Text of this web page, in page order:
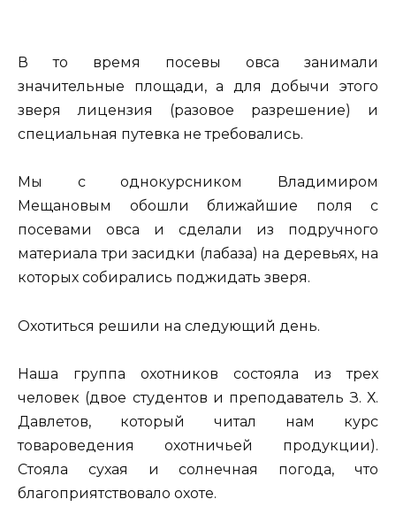
В то время посевы овса занимали
значительные площади, а для добычи этого
зверя лицензия (разовое разрешение) и
специальная путевка не требовались.
Мы с однокурсником Владимиром
Мещановым обошли ближайшие поля с
посевами овса и сделали из подручного
материала три засидки (лабаза) на деревьях, на
которых собирались поджидать зверя.
Охотиться решили на следующий день.
Наша группа охотников состояла из трех
человек (двое студентов и преподаватель З. Х.
Давлетов, который читал нам курс
товароведения охотничьей продукции).
Стояла сухая и солнечная погода, что
благоприятствовало охоте.